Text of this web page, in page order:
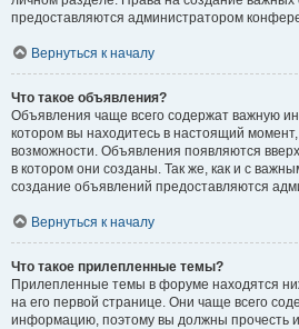
предоставляются администратором
Вернуться к началу
Что такое объявления?
Объявления чаще всего содержат важную
котором вы находитесь в настоящий
возможности. Объявления появляются
в котором они созданы. Так же, как и с
создание объявлений предоставляются
Вернуться к началу
Что такое прилепленные темы?
Прилепленные темы в форуме находятся
на его первой странице. Они чаще всего
информацию, поэтому вы должны прочесть